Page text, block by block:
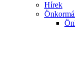
Hírek